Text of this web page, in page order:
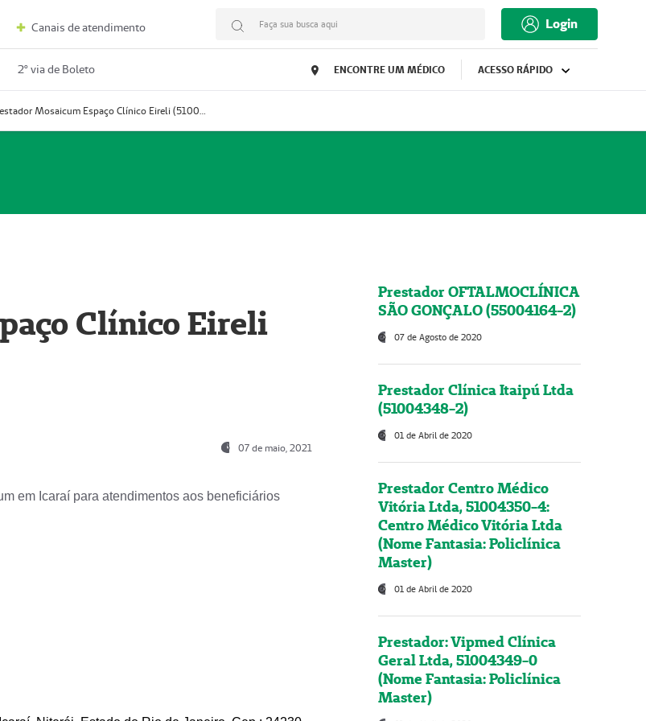
Canais de atendimento Faça sua busca aqui Login
2º via de Boleto ENCONTRE UM MÉDICO ACESSO RÁPIDO
Prestador Mosaicum Espaço Clínico Eireli (51004355-5)
Clínico Eireli
07 de maio, 2021
em Icaraí para atendimentos aos beneficiários
Prestador OFTALMOCLÍNICA
SÃO GONÇALO (55004164-2)
07 de Agosto de 2020
Prestador Clínica Itaipú Ltda
(51004348-2)
01 de Abril de 2020
Prestador Centro Médico
Vitória Ltda, 51004350-4:
Centro Médico Vitória Ltda
(Nome Fantasia: Policlínica
Master)
01 de Abril de 2020
Prestador: Vipmed Clínica
Geral Ltda, 51004349-0
(Nome Fantasia: Policlínica
Master)